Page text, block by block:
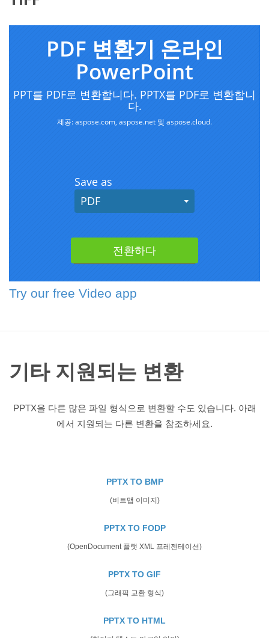
Try our free Video app
기타 지원되는 변환
PPTX을 다른 많은 파일 형식으로 변환할 수도 있습니다. 아래
에서 지원되는 다른 변환을 참조하세요.
PPTX TO BMP
(비트맵 이미지)
PPTX TO FODP
(OpenDocument 플랫 XML 프레젠테이션)
PPTX TO GIF
(그래픽 교환 형식)
PPTX TO HTML